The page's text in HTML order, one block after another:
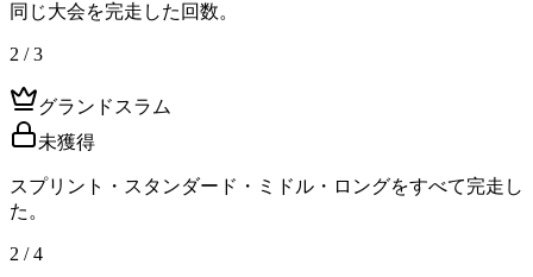
同じ大会を完走した回数。
2 / 3
グランドスラム
未獲得
スプリント・スタンダード・ミドル・ロングをすべて完走し
た。
2 / 4